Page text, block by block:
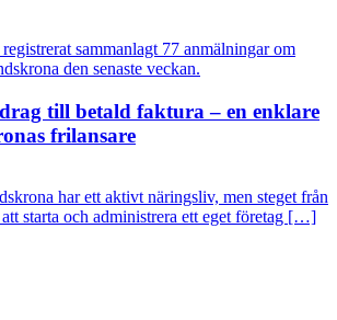
sammanlagt 77 anmälningar om
den senaste veckan.
till betald faktura – en enklare
frilansare
har ett aktivt näringsliv, men steget från
starta och administrera ett eget företag […]